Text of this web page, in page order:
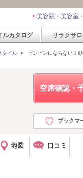
美容院・美容室
ルカタログ リラクサ
タイル > ピンピンにならない！
空席確認・
ブックマ
地図 口コミ